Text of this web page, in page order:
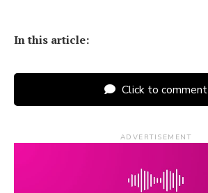
In this article:
Click to comment
ADVERTISEMENT